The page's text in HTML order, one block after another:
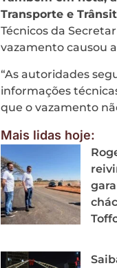
Transporte e
Técnicos da
vazamento causou
“As autoridades
informações
que o vazamento
Mais lidas hoje: